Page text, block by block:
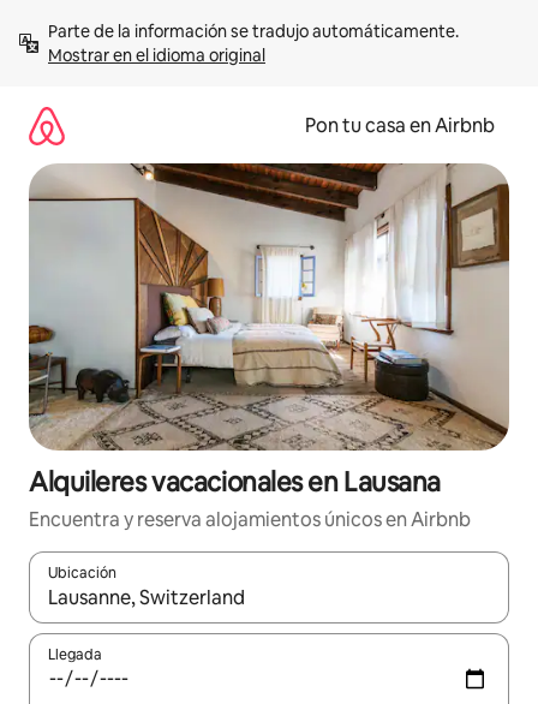
contenidoMostrar en el idioma original
Pon tu casa en Airbnb
Alquileres vacacionales en Lausana
Encuentra y reserva alojamientos únicos en Airbnb
Ubicación
Cuando los resultados estén disponibles, navega con las
Llegada